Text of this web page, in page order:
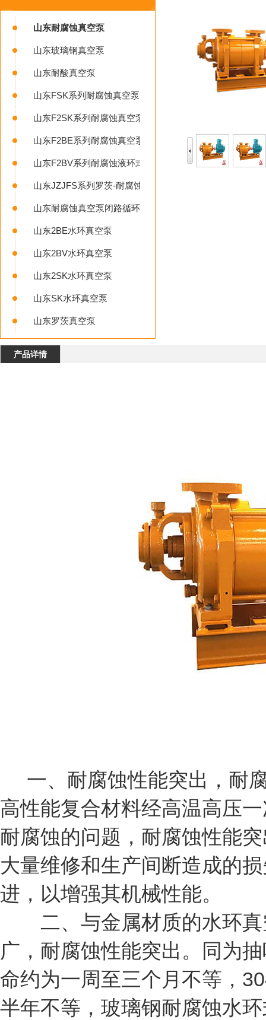
山东耐腐蚀真空泵
山东玻璃钢真空泵
山东耐酸真空泵
山东FSK系列耐腐蚀真空泵
山东F2SK系列耐腐蚀真空泵
山东F2BE系列耐腐蚀真空泵
山东F2BV系列耐腐蚀液环式真空泵
山东JZJFS系列罗茨-耐腐蚀液环真空机组
山东耐腐蚀真空泵闭路循环系统
山东2BE水环真空泵
山东2BV水环真空泵
山东2SK水环真空泵
山东SK水环真空泵
山东罗茨真空泵
产品详情
一、耐腐蚀性能突出，耐
高性能复合材料经高温高压
耐腐蚀的问题，耐腐蚀性能
大量维修和生产间断造成的
进，以增强其机械性能。
二、与金属材质的水环真
广，耐腐蚀性能突出。同为
命约为一周至三个月不等，
半年不等，玻璃钢耐腐蚀水